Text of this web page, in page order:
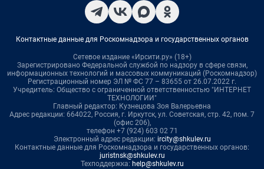
Контактные данные для Роскомнадзора и государственных органов
Сетевое издание «Ирсити.ру» (18+)
Зарегистрировано Федеральной службой по надзору в сфере связи,
информационных технологий и массовых коммуникаций (Роскомнадзор)
Регистрационный номер ЭЛ № ФС 77 – 83655 от 26.07.2022 г.
Учредитель: Общество с ограниченной ответственностью "ИНТЕРНЕТ
ТЕХНОЛОГИИ"
Главный редактор: Кузнецова Зоя Валерьевна
Адрес редакции: 664022, Россия, г. Иркутск, ул. Советская, стр. 42, пом. 7
(офис 206),
телефон +7 (924) 603 02 71
Электронный адрес редакции: ircity@shkulev.ru
Контактные данные для Роскомнадзора и государственных органов:
juristnsk@shkulev.ru
Техподдержка: help@shkulev.ru